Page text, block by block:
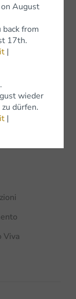
Viva
August
from
17th.
|
wieder
dürfen.
|